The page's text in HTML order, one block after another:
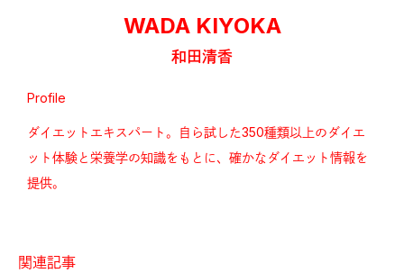
WADA KIYOKA
和田清香
Profile
ダイエットエキスパート。自ら試した350種類以上のダイエ
ット体験と栄養学の知識をもとに、確かなダイエット情報を
提供。
関連記事